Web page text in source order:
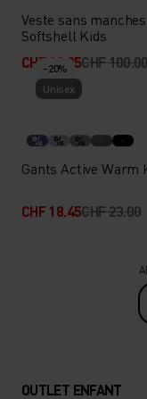
Veste sans
Softshell Kids
CHF 69.95CHF
-20%
Unisex
% % %
Gants Active Warm
CHF 18.45CHF 23.00
OUTLET ENFANT